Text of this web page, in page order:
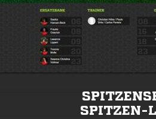
SPITZEN-